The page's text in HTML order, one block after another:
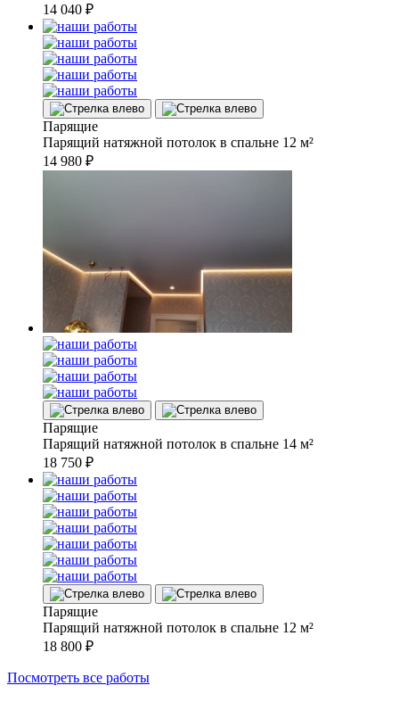
14 040 ₽
Парящие
Парящий натяжной потолок в спальне 12 м²
14 980 ₽
Парящие
Парящий натяжной потолок в спальне 14 м²
18 750 ₽
Парящие
Парящий натяжной потолок в спальне 12 м²
18 800 ₽
Посмотреть все работы